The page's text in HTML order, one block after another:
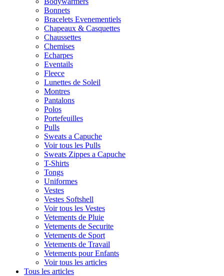
Bonnets
Bracelets Evenementiels
Chapeaux & Casquettes
Chaussettes
Chemises
Echarpes
Eventails
Fleece
Lunettes de Soleil
Montres
Pantalons
Polos
Portefeuilles
Pulls
Sweats a Capuche
Voir tous les Pulls
Sweats Zippes a Capuche
T-Shirts
Tongs
Uniformes
Vestes
Vestes Softshell
Voir tous les Vestes
Vetements de Pluie
Vetements de Securite
Vetements de Sport
Vetements de Travail
Vetements pour Enfants
Voir tous les articles
Tous les articles